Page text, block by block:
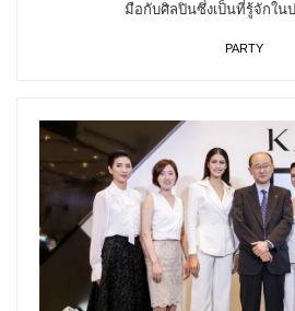
มือกับศิลปินซึ่งเป็นที่รู้จักใน
PARTY